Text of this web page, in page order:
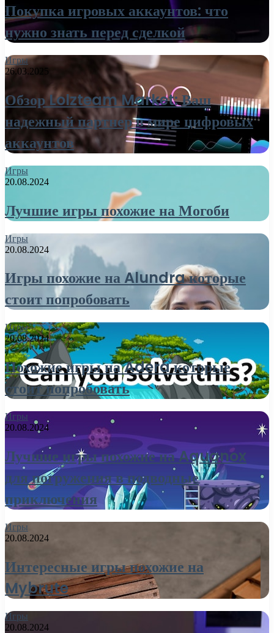
Покупка игровых аккаунтов: что
нужно знать перед сделкой
Игры
26.03.2025
Обзор Lolzteam Market: Ваш
надежный партнер в мире цифровых
аккаунтов
Игры
20.08.2024
Лучшие игры похожие на Могоби
Игры
20.08.2024
Игры похожие на Alundra которые
стоит попробовать
Игры
20.08.2024
Похожие игры на Adera которые
стоит попробовать
Игры
20.08.2024
Лучшие игры похожие на Aquanox
для погружения в подводные
приключения
Игры
20.08.2024
Интересные игры похожие на
Mybrute
Игры
20.08.2024